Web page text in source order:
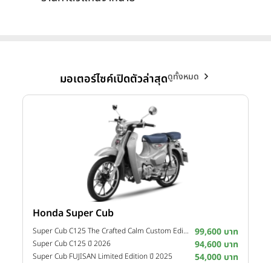
มอเตอร์ไซค์เปิดตัวล่าสุดดูทั้งหมด
Honda Super Cub
Super Cub C125 The Crafted Calm Custom Edition ปี 2026 99,600 บาท
Super Cub C125 ปี 2026 94,600 บาท
Super Cub FUJISAN Limited Edition ปี 2025 54,000 บาท